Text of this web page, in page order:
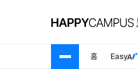
홈 Easy